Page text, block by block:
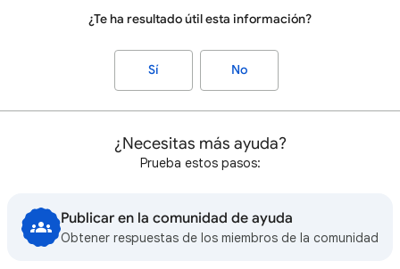
¿Te ha resultado útil esta información?
Sí No
¿Necesitas más ayuda?
Prueba estos pasos:
Publicar en la comunidad de ayuda
Obtener respuestas de los miembros de la comunidad